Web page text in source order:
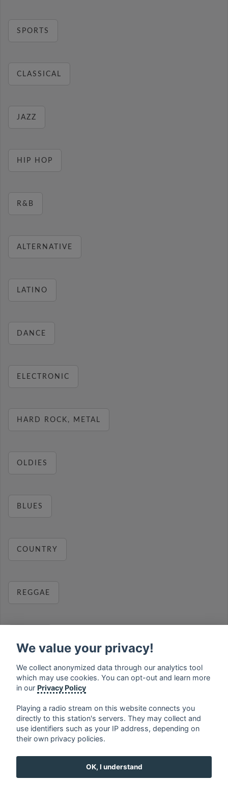
SPORTS
CLASSICAL
JAZZ
HIP HOP
R&B
ALTERNATIVE
LATINO
DANCE
ELECTRONIC
HARD ROCK, METAL
OLDIES
BLUES
COUNTRY
REGGAE
MUSIC
français ⋅ english ⋅ deutsch
ελληνικά
⋅ norsk ⋅ suomi
We value your privacy!
We collect anonymized data through our analytics tool
which may use cookies. You can opt-out and learn more
in our Privacy Policy
Playing a radio stream on this website connects you
directly to this station's servers. They may collect and
use identifiers such as your IP address, depending on
their own privacy policies.
OK, I understand